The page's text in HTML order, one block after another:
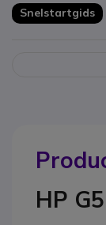
Snelstartgids
HP